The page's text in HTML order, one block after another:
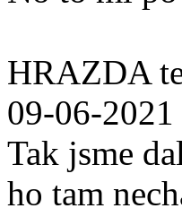
HRAZDA
09-06-
Tak jsme
ho tam